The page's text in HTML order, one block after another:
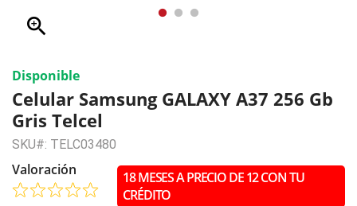
zoom_in
Disponible
Celular Samsung GALAXY A37 256 Gb
Gris Telcel
SKU#: TELC03480
Valoración
18 MESES A PRECIO DE 12 CON TU
CRÉDITO